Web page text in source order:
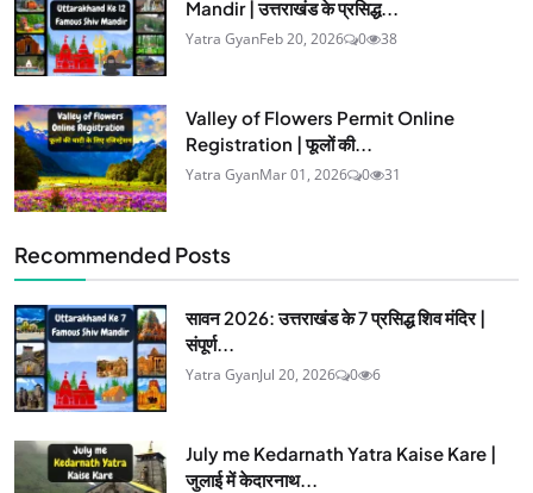
Mandir | उत्तराखंड के प्रसिद्ध...
Yatra GyanFeb 20, 2026 0 38
Valley of Flowers Permit Online
Registration | फूलों की...
Yatra GyanMar 01, 2026 0 31
Recommended Posts
सावन 2026: उत्तराखंड के 7 प्रसिद्ध शिव मंदिर |
संपूर्ण...
Yatra GyanJul 20, 2026 0 6
July me Kedarnath Yatra Kaise Kare |
जुलाई में केदारनाथ...